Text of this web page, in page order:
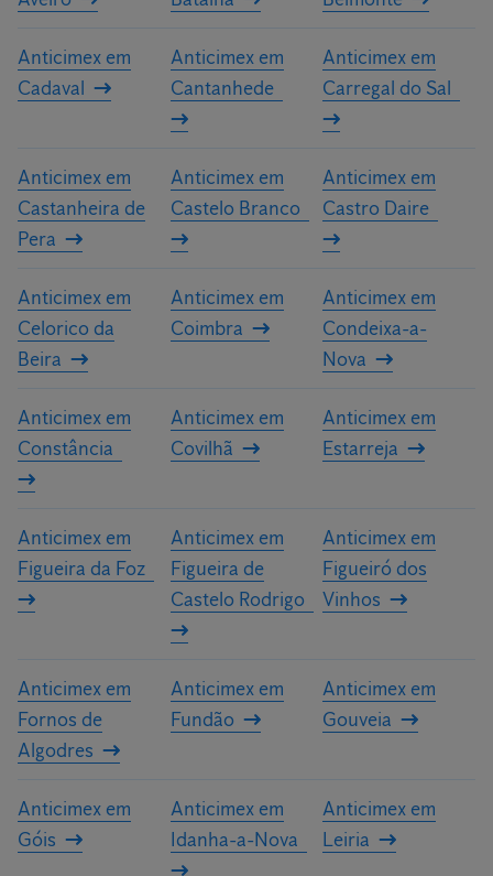
Anticimex em
Cadaval
Anticimex em
Cantanhede
Anticimex em
Carregal do Sal
Anticimex em
Castanheira de
Pera
Anticimex em
Castelo Branco
Anticimex em
Castro Daire
Anticimex em
Celorico da
Beira
Anticimex em
Coimbra
Anticimex em
Condeixa-a-
Nova
Anticimex em
Constância
Anticimex em
Covilhã
Anticimex em
Estarreja
Anticimex em
Figueira da Foz
Anticimex em
Figueira de
Castelo Rodrigo
Anticimex em
Figueiró dos
Vinhos
Anticimex em
Fornos de
Algodres
Anticimex em
Fundão
Anticimex em
Gouveia
Anticimex em
Góis
Anticimex em
Idanha-a-Nova
Anticimex em
Leiria